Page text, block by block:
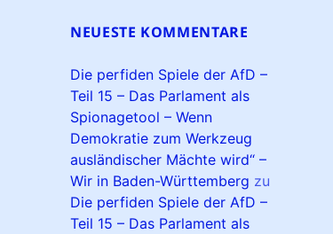
NEUESTE KOMMENTARE
Die perfiden Spiele der AfD –
Teil 15 – Das Parlament als
Spionagetool – Wenn
Demokratie zum Werkzeug
ausländischer Mächte wird“ –
Wir in Baden-Württemberg zu
Die perfiden Spiele der AfD –
Teil 15 – Das Parlament als